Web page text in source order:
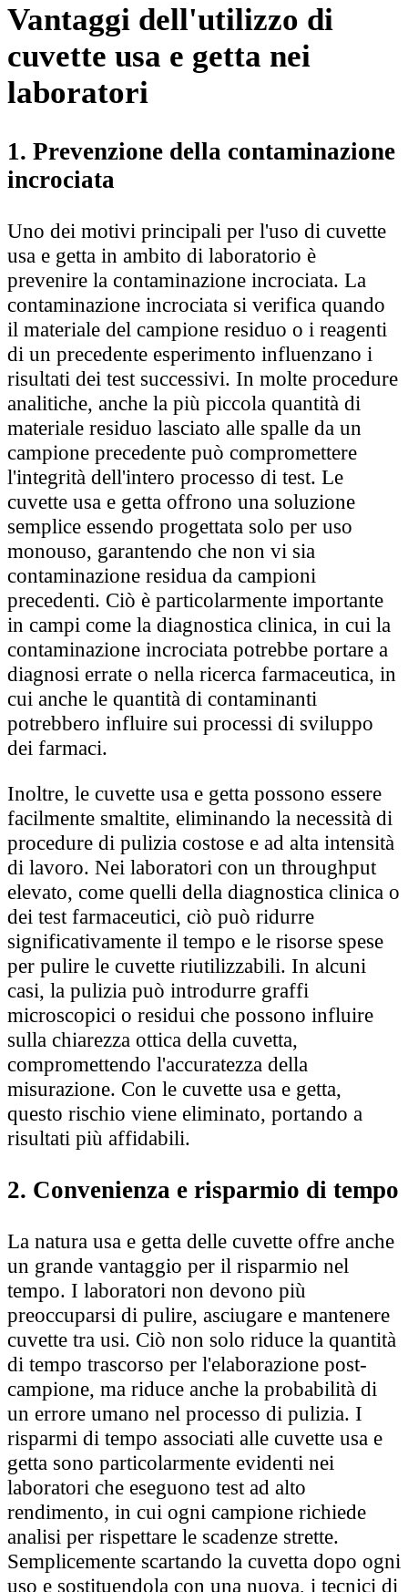
Vantaggi dell'utilizzo di
cuvette usa e getta nei
laboratori
1. Prevenzione della contaminazione
incrociata
Uno dei motivi principali per l'uso di cuvette
usa e getta in ambito di laboratorio è
prevenire la contaminazione incrociata. La
contaminazione incrociata si verifica quando
il materiale del campione residuo o i reagenti
di un precedente esperimento influenzano i
risultati dei test successivi. In molte procedure
analitiche, anche la più piccola quantità di
materiale residuo lasciato alle spalle da un
campione precedente può compromettere
l'integrità dell'intero processo di test. Le
cuvette usa e getta offrono una soluzione
semplice essendo progettata solo per uso
monouso, garantendo che non vi sia
contaminazione residua da campioni
precedenti. Ciò è particolarmente importante
in campi come la diagnostica clinica, in cui la
contaminazione incrociata potrebbe portare a
diagnosi errate o nella ricerca farmaceutica, in
cui anche le quantità di contaminanti
potrebbero influire sui processi di sviluppo
dei farmaci.
Inoltre, le cuvette usa e getta possono essere
facilmente smaltite, eliminando la necessità di
procedure di pulizia costose e ad alta intensità
di lavoro. Nei laboratori con un throughput
elevato, come quelli della diagnostica clinica o
dei test farmaceutici, ciò può ridurre
significativamente il tempo e le risorse spese
per pulire le cuvette riutilizzabili. In alcuni
casi, la pulizia può introdurre graffi
microscopici o residui che possono influire
sulla chiarezza ottica della cuvetta,
compromettendo l'accuratezza della
misurazione. Con le cuvette usa e getta,
questo rischio viene eliminato, portando a
risultati più affidabili.
2. Convenienza e risparmio di tempo
La natura usa e getta delle cuvette offre anche
un grande vantaggio per il risparmio nel
tempo. I laboratori non devono più
preoccuparsi di pulire, asciugare e mantenere
cuvette tra usi. Ciò non solo riduce la quantità
di tempo trascorso per l'elaborazione post-
campione, ma riduce anche la probabilità di
un errore umano nel processo di pulizia. I
risparmi di tempo associati alle cuvette usa e
getta sono particolarmente evidenti nei
laboratori che eseguono test ad alto
rendimento, in cui ogni campione richiede
analisi per rispettare le scadenze strette.
Semplicemente scartando la cuvetta dopo ogni
uso e sostituendola con una nuova, i tecnici di